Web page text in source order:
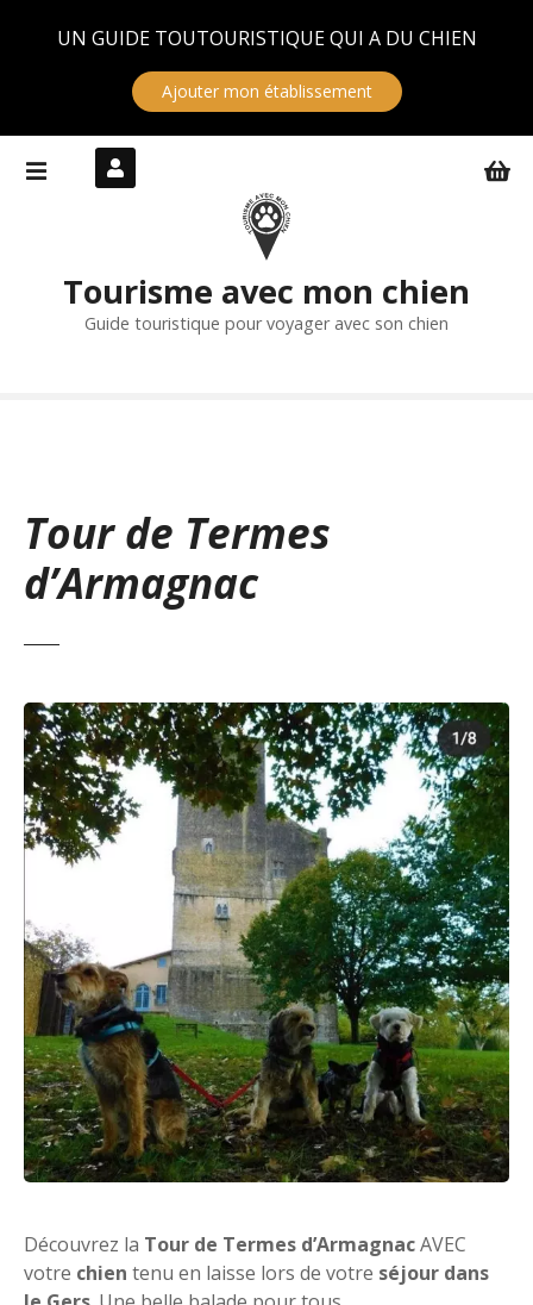
UN GUIDE TOUTOURISTIQUE QUI A DU CHIEN
Ajouter mon établissement
Tourisme avec mon chien
Guide touristique pour voyager avec son chien
Tour de Termes
d’Armagnac
Découvrez la Tour de Termes d’ArmagnacAVEC
votre chien tenu en laisse lors de votre séjour dans